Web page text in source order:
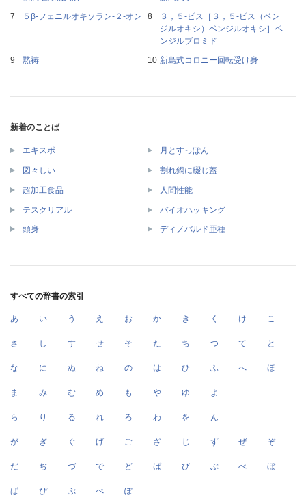
５β‐フェニルオキソラン‐２‐オン
３，５‐ビス［３，５‐ビス（ベン
ジルオキシ）ベンジルオキシ］ベ
ンジルブロミド
黙祷
新島式コロニー回転受け身
新着のことば
エキスポ 月とすっぽん
図々しい 割れ鍋に綴じ蓋
超加工食品 人間性能
テスクリアル バイオハッキング
頭身 ディノバルド亜種
すべての辞書の索引
あ い う え お か き く け こ
さ し す せ そ た ち つ て と
な に ぬ ね の は ひ ふ へ ほ
ま み む め も や ゆ よ
ら り る れ ろ わ を ん
が ぎ ぐ げ ご ざ じ ず ぜ ぞ
だ ぢ づ で ど ば び ぶ べ ぼ
ぱ ぴ ぷ ぺ ぽ